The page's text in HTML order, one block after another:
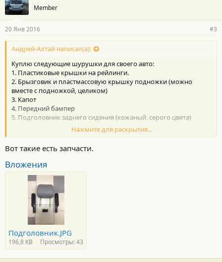
Member
20 Янв 2016 #3
Андрей-Алтай написал(а):
Куплю следующие шурушки для своего авто:
1. Пластиковые крышки на рейлинги.
2. Брызговик и пластмассовую крышку подножки (можно
вместе с подножкой, целиком)
3. Капот
4. Передний бампер
5. Подголовник заднего сидения (кожаный, серого цвета)
Буду очень признателен за помощь в поиске этих вещей.
Нажмите для раскрытия...
Вот такие есть запчасти.
Вложения
Подголовник.JPG
196,8 KB Просмотры: 43